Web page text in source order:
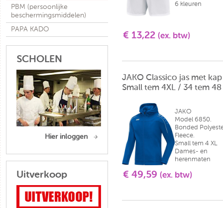
PBM (persoonlijke
beschermingsmiddelen)
PAPA KADO
SCHOLEN
Hier inloggen
Uitverkoop
€ 13,22 (ex. btw)
6 kleuren
JAKO Classico jas met kap
Small tem 4XL / 34 tem 48
€ 49,59 (ex. btw)
JAKO
Model 6850.
Bonded
Fleece.
Small tem 4 XL
Dames- en
herenmaten